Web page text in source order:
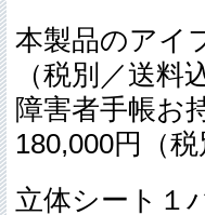
本製品のアイ
（税別／送料
障害者手帳お
180,000円（
立体シート１